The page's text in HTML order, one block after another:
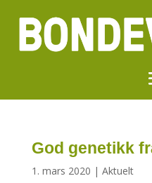
God genetikk
1. mars 2020 | Aktuelt